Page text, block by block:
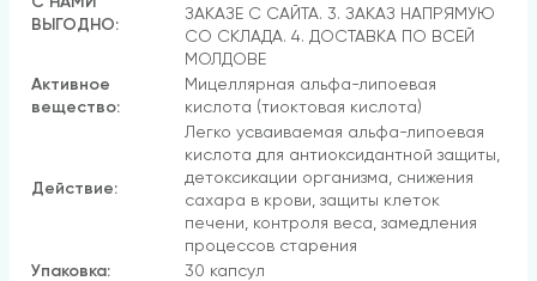
ВЫГОДНО:
ЗАКАЗЕ С САЙТА. 3. ЗАКАЗ НАПРЯМУЮ
СО СКЛАДА. 4. ДОСТАВКА ПО ВСЕЙ
МОЛДОВЕ
Активное
вещество:
Мицеллярная альфа-липоевая
кислота (тиоктовая кислота)
Действие:
Легко усваиваемая альфа-липоевая
кислота для антиоксидантной защиты,
детоксикации организма, снижения
сахара в крови, защиты клеток
печени, контроля веса, замедления
процессов старения
Упаковка:
30 капсул